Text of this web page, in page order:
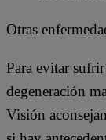
Otras
Para evitar
degeneración
Visión